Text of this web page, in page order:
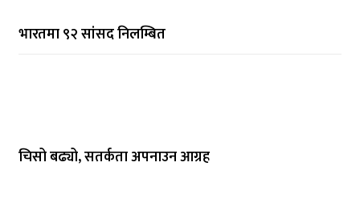
भारतमा ९२ सांसद निलम्बित
चिसो बढ्यो, सतर्कता अपनाउन आग्रह